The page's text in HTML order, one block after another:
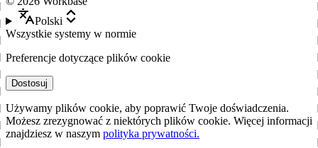
Polski
Wszystkie systemy w normie
Preferencje dotyczące plików cookie
Dostosuj
Używamy plików cookie, aby poprawić Twoje doświadczenia.
Możesz zrezygnować z niektórych plików cookie. Więcej informacji
znajdziesz w naszym polityka prywatności.